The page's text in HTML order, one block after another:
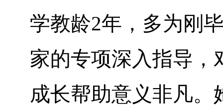
学教龄2年，多为刚
家的专项深入指导，
成长帮助意义非凡